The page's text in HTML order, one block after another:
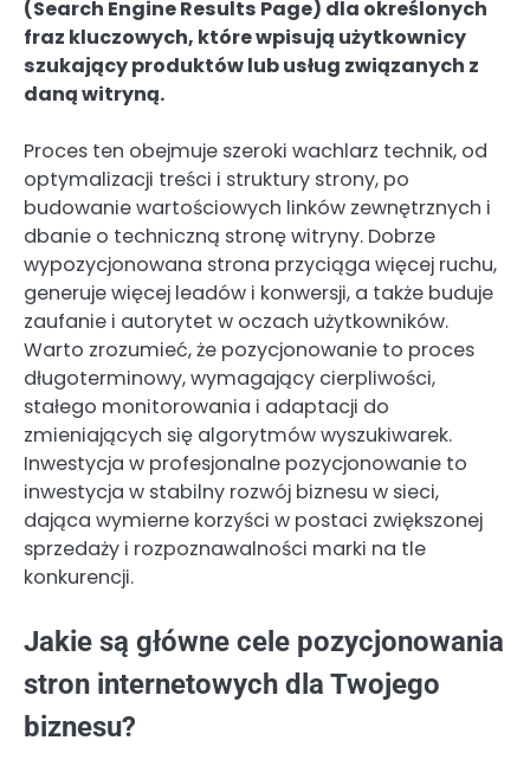
(Search Engine Results Page) dla określonych
fraz kluczowych, które wpisują użytkownicy
szukający produktów lub usług związanych z
daną witryną.
Proces ten obejmuje szeroki wachlarz technik, od
optymalizacji treści i struktury strony, po
budowanie wartościowych linków zewnętrznych i
dbanie o techniczną stronę witryny. Dobrze
wypozycjonowana strona przyciąga więcej ruchu,
generuje więcej leadów i konwersji, a także buduje
zaufanie i autorytet w oczach użytkowników.
Warto zrozumieć, że pozycjonowanie to proces
długoterminowy, wymagający cierpliwości,
stałego monitorowania i adaptacji do
zmieniających się algorytmów wyszukiwarek.
Inwestycja w profesjonalne pozycjonowanie to
inwestycja w stabilny rozwój biznesu w sieci,
dająca wymierne korzyści w postaci zwiększonej
sprzedaży i rozpoznawalności marki na tle
konkurencji.
Jakie są główne cele pozycjonowania
stron internetowych dla Twojego
biznesu?